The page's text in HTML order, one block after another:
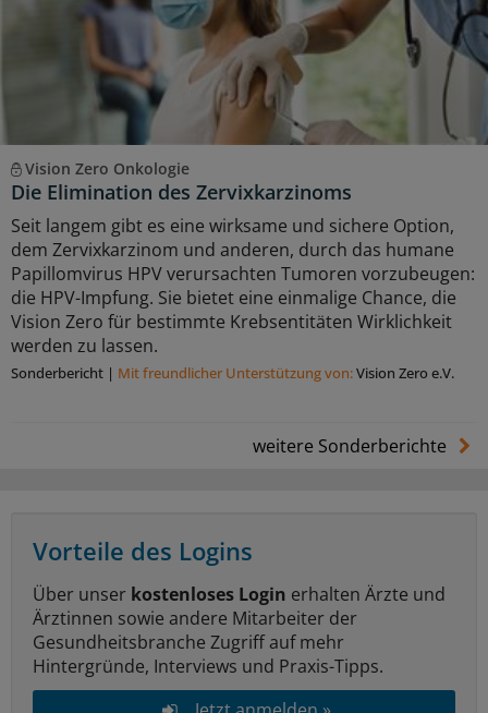
Vision Zero Onkologie
Die Elimination des Zervixkarzinoms
Seit langem gibt es eine wirksame und sichere Option,
dem Zervixkarzinom und anderen, durch das humane
Papillomvirus HPV verursachten Tumoren vorzubeugen:
die HPV-Impfung. Sie bietet eine einmalige Chance, die
Vision Zero für bestimmte Krebsentitäten Wirklichkeit
werden zu lassen.
Sonderbericht | Mit freundlicher Unterstützung von:Vision Zero e.V.
weitere Sonderberichte
Vorteile des Logins
Über unser kostenloses Login erhalten Ärzte und
Ärztinnen sowie andere Mitarbeiter der
Gesundheitsbranche Zugriff auf mehr
Hintergründe, Interviews und Praxis-Tipps.